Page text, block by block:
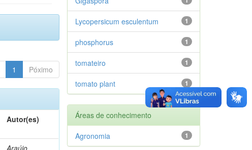
1 Póximo
Autor(es)
Araújo,
1
Lycopersicum esculentum
1
phosphorus
1
tomateiro
1
tomato plant
Áreas de conhecimento
1
Agronomia